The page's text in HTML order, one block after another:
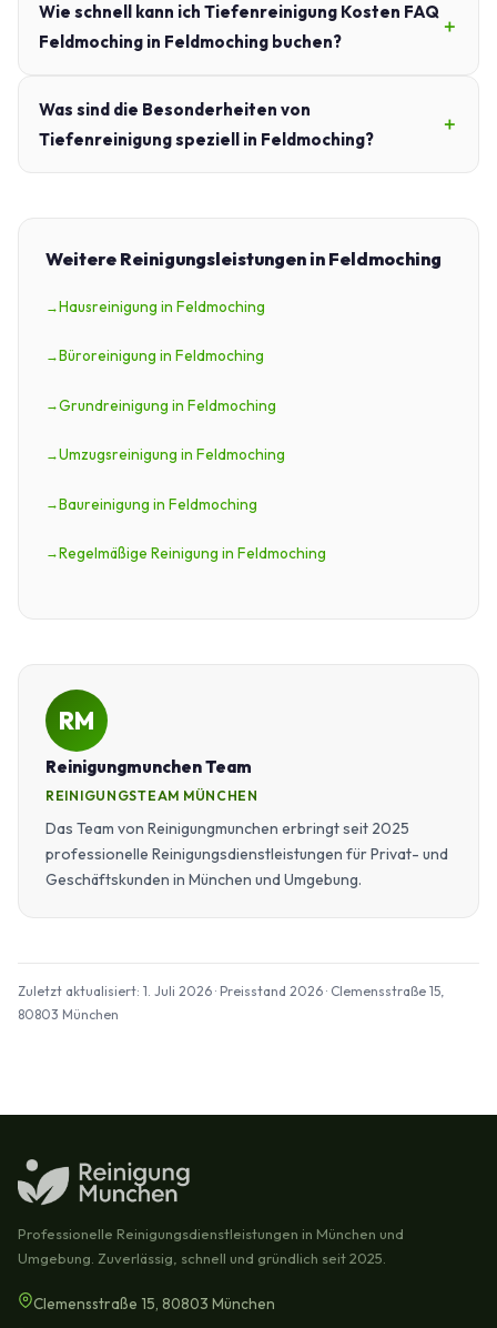
Wie schnell kann ich Tiefenreinigung Kosten FAQ
Feldmoching in Feldmoching buchen?
Was sind die Besonderheiten von
Tiefenreinigung speziell in Feldmoching?
Weitere Reinigungsleistungen in Feldmoching
Hausreinigung in Feldmoching
Büroreinigung in Feldmoching
Grundreinigung in Feldmoching
Umzugsreinigung in Feldmoching
Baureinigung in Feldmoching
Regelmäßige Reinigung in Feldmoching
RM
Reinigungmunchen Team
REINIGUNGSTEAM MÜNCHEN
Das Team von Reinigungmunchen erbringt seit 2025
professionelle Reinigungsdienstleistungen für Privat- und
Geschäftskunden in München und Umgebung.
Zuletzt aktualisiert: 1. Juli 2026 · Preisstand 2026 · Clemensstraße 15,
80803 München
Professionelle Reinigungsdienstleistungen in München und
Umgebung. Zuverlässig, schnell und gründlich seit 2025.
Clemensstraße 15, 80803 München